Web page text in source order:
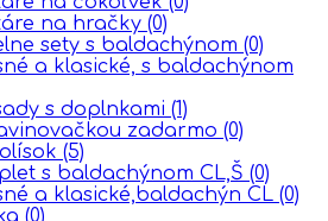
na hračky (0)
sety s baldachýnom (0)
a klasické, s baldachýnom
s doplnkami (1)
zadarmo (0)
(5)
s baldachýnom CL,Š (0)
a klasické,baldachýn CL (0)
(0)